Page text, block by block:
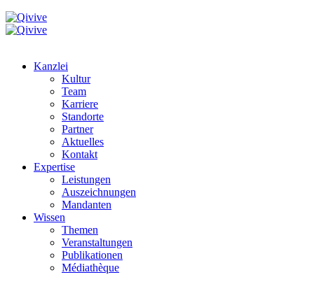
Kanzlei
Kultur
Team
Karriere
Standorte
Partner
Aktuelles
Kontakt
Expertise
Leistungen
Auszeichnungen
Mandanten
Wissen
Themen
Veranstaltungen
Publikationen
Médiathèque